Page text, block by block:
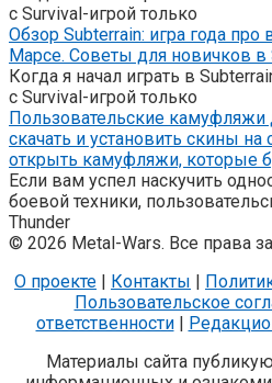
с Survival-игрой только
Обзор Subterrain: игра года
Марсе. Советы для новичков в
Когда я начал играть в
с Survival-игрой только
Пользовательские камуфляжи
скачать и установить скины
открыть камуфляжи, которые
Если вам успел наскучить
боевой техники,
Thunder
© 2026 Metal-Wars. Все права
О проекте
Контакты
Пользовательское
ответственности|
Материалы сайта